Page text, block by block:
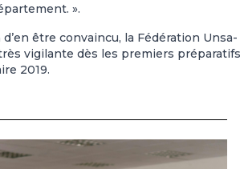
».
être convaincu, la Fédération Unsa-
vigilante dès les premiers préparatifs
2019.